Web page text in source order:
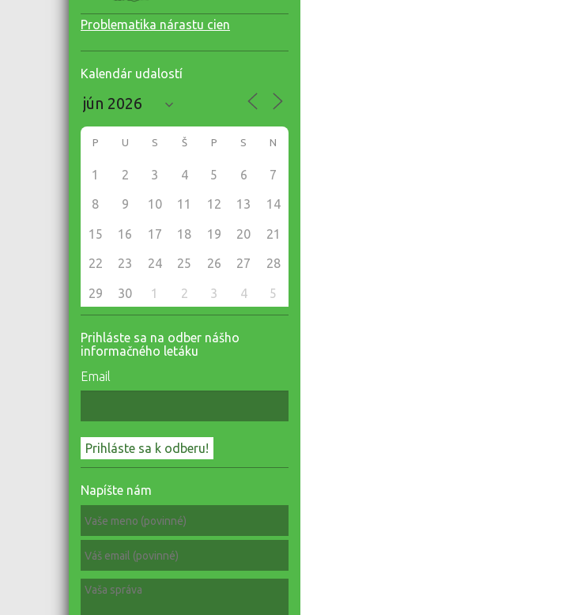
Problematika nárastu cien
Kalendár udalostí
P U S Š P S N
1 2 3 4 5 6 7
8 9 10 11 12 13 14
15 16 17 18 19 20 21
22 23 24 25 26 27 28
29 30 1 2 3 4 5
Prihláste sa na odber nášho
informačného letáku
Email
Napíšte nám